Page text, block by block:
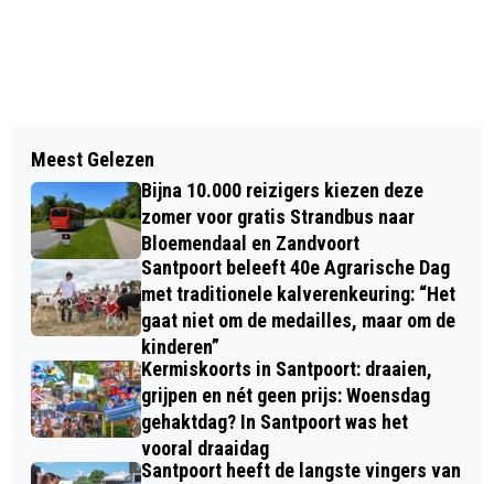
JAARLIJKSE OUDSTE LUILAKMARKT
VAN NEDERLAND TREKT WEER
DUIZENDEN BEZOEKERS NAAR
HAARLEM
HEKSENPAD MEERMOND LAAT
KINDEREN WEER LEREN VAN MODDER,
MOERAS EN AVONTUUR
Meest Gelezen
Bijna 10.000 reizigers kiezen deze
zomer voor gratis Strandbus naar
Bloemendaal en Zandvoort
Santpoort beleeft 40e Agrarische Dag
met traditionele kalverenkeuring: “Het
gaat niet om de medailles, maar om de
kinderen”
Kermiskoorts in Santpoort: draaien,
grijpen en nét geen prijs: Woensdag
gehaktdag? In Santpoort was het
vooral draaidag
Santpoort heeft de langste vingers van